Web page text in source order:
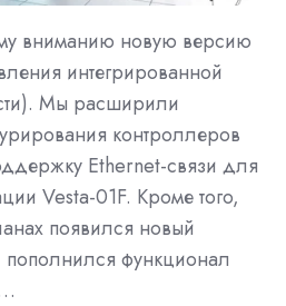
вниманию новую версию
интегрированной
Мы расширили
контроллеров
Ethernet-связи для
Vesta-01F. Кроме того,
появился новый
пополнился функционал